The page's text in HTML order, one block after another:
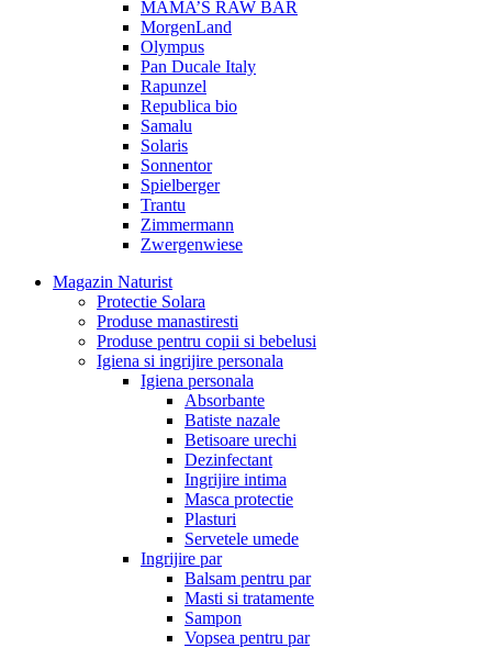
MAMA’S RAW BAR
MorgenLand
Olympus
Pan Ducale Italy
Rapunzel
Republica bio
Samalu
Solaris
Sonnentor
Spielberger
Trantu
Zimmermann
Zwergenwiese
Magazin Naturist
Protectie Solara
Produse manastiresti
Produse pentru copii si bebelusi
Igiena si ingrijire personala
Igiena personala
Absorbante
Batiste nazale
Betisoare urechi
Dezinfectant
Ingrijire intima
Masca protectie
Plasturi
Servetele umede
Ingrijire par
Balsam pentru par
Masti si tratamente
Sampon
Vopsea pentru par